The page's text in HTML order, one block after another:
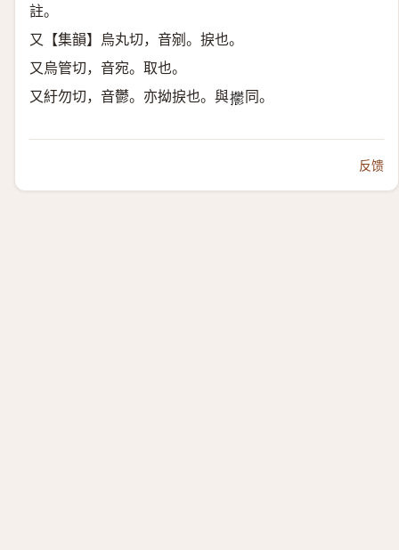
註。
又【集韻】烏丸切，音剜。捩也。
又烏管切，音宛。取也。
又紆勿切，音鬱。亦拗捩也。與𢺴 同。
反馈